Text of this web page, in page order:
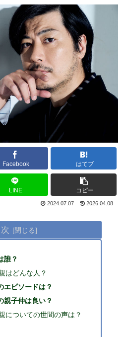
Facebook はてブ
LINE コピー
2024.07.07 2026.04.08
誰？
はどんな人？
エピソードは？
親子仲は良い？
についての世間の声は？